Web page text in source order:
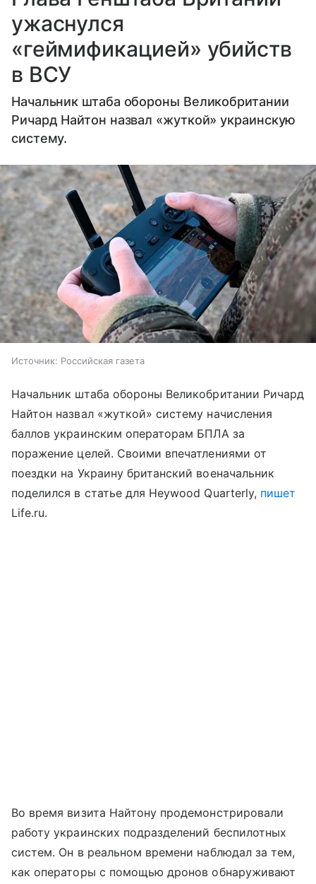
ужаснулся
«геймификацией» убийств
в ВСУ
Начальник штаба обороны Великобритании
Ричард Найтон назвал «жуткой» украинскую
систему.
Источник: Российская газета
Начальник штаба обороны Великобритании Ричард
Найтон назвал «жуткой» систему начисления
баллов украинским операторам БПЛА за
поражение целей. Своими впечатлениями от
поездки на Украину британский военачальник
поделился в статье для Heywood Quarterly, пишет
Life.ru.
Во время визита Найтону продемонстрировали
работу украинских подразделений беспилотных
систем. Он в реальном времени наблюдал за тем,
как операторы с помощью дронов обнаруживают